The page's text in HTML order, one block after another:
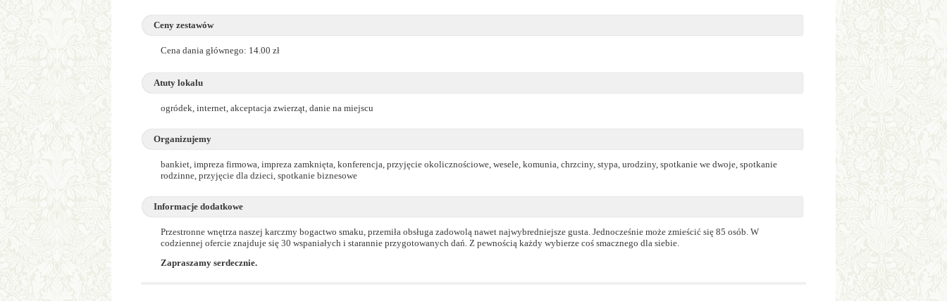
Ceny zestawów
Cena dania głównego: 14.00 zł
Atuty lokalu
ogródek, internet, akceptacja zwierząt, danie na miejscu
Organizujemy
bankiet, impreza firmowa, impreza zamknięta, konferencja, przyjęcie okolicznościowe, wesele, komunia, chrzciny, stypa, urodziny, spotkanie we dwoje, spotkanie
rodzinne, przyjęcie dla dzieci, spotkanie biznesowe
Informacje dodatkowe
Przestronne wnętrza naszej karczmy bogactwo smaku, przemiła obsługa zadowolą nawet najwybredniejsze gusta. Jednocześnie może zmieścić się 85 osób. W
codziennej ofercie znajduje się 30 wspaniałych i starannie przygotowanych dań. Z pewnością każdy wybierze coś smacznego dla siebie.
Zapraszamy serdecznie.